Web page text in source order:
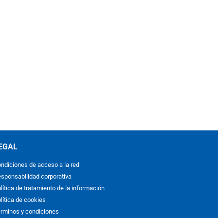
de acceso a la red
corporativa
de tratamiento de la información
de cookies
y condiciones